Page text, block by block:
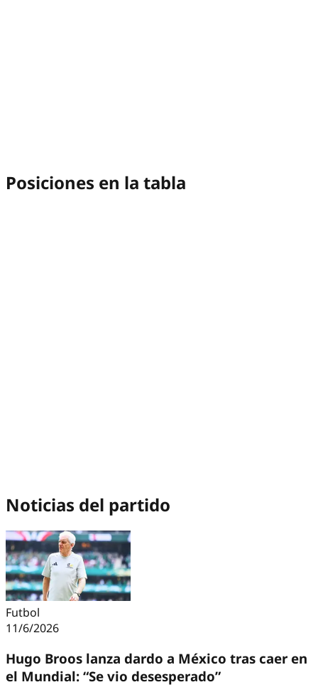
Posiciones en la tabla
Noticias del partido
Futbol
11/6/2026
Hugo Broos lanza dardo a México tras caer en
el Mundial: “Se vio desesperado”